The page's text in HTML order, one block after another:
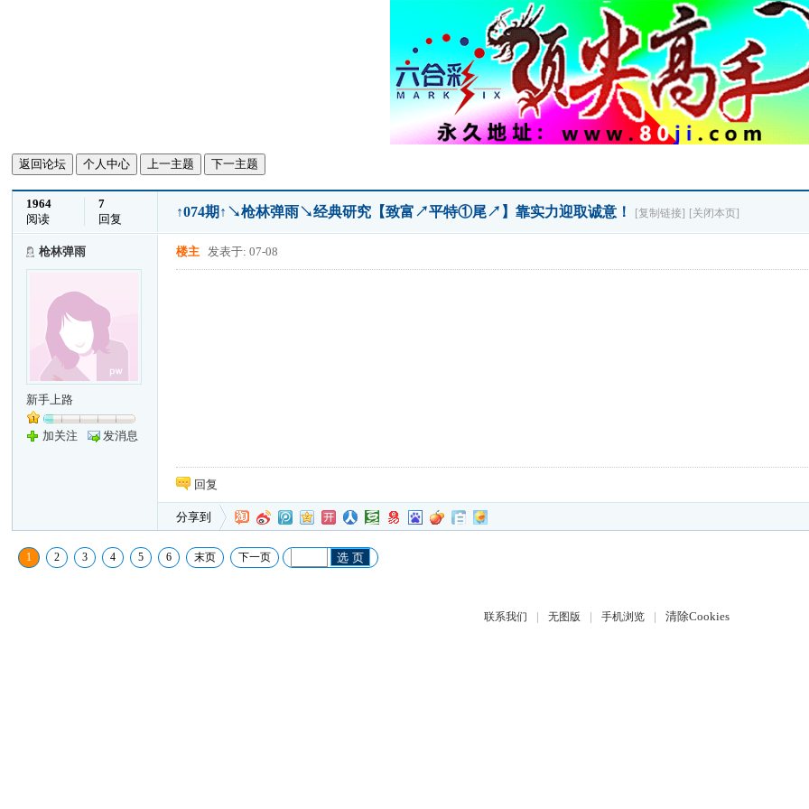
返回论坛 个人中心 上一主题 下一主题
1964
阅读
7
回复
↑074期↑↘枪林弹雨↘经典研究【致富↗平特①尾↗】靠实力迎取诚意！ [复制链接] [关闭本页]
枪林弹雨
新手上路
加关注 发消息
楼主 发表于: 07-08
回复
分享到
1 2 3 4 5 6 末页 下一页 选 页
联系我们 | 无图版 | 手机浏览 | 清除Cookies